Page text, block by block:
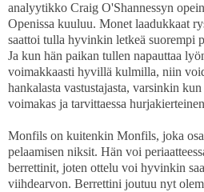
analyytikko Craig O'Shannessyn
Openissa kuuluu. Monet laadukkaat
saattoi tulla hyvinkin letkeä suorempi
Ja kun hän paikan tullen napauttaa
voimakkaasti hyvillä kulmilla, niin
hankalasta vastustajasta, varsinkin
voimakas ja tarvittaessa
Monfils on kuitenkin Monfils, joka
pelaamisen niksit. Hän voi
berrettinit, joten ottelu voi hyvinkin
viihdearvon. Berrettini joutuu nyt